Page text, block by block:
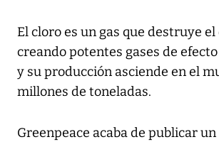
El cloro es un gas que destruye el
creando potentes gases de
y su producción asciende en el
millones de toneladas.
Greenpeace acaba de publicar